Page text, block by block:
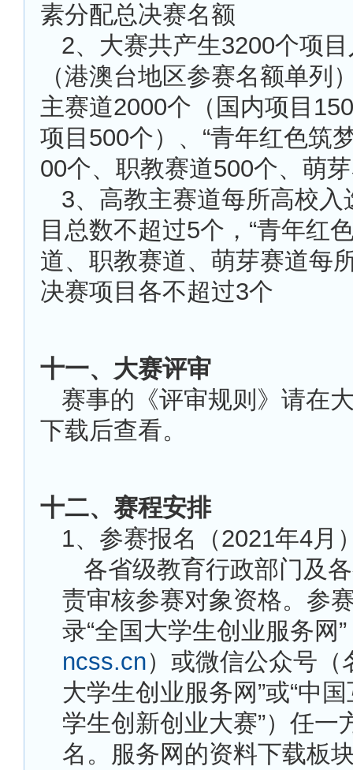
素分配总决赛名额
2、大赛共产生3200个项
（港澳台地区参赛名额单列
主赛道2000个（国内项目
项目500个）、“青年红色筑
00个、职教赛道500个、萌
3、高教主赛道每所高校入
目总数不超过5个，“青年红
道、职教赛道、萌芽赛道每
决赛项目各不超过3个
十一、大赛评审
赛事的《评审规则》请在
下载后查看。
十二、赛程安排
1、参赛报名（2021年4月
各省级教育行政部门及
责审核参赛对象资格。参
录“全国大学生创业服务网
ncss.cn）或微信公众号（
大学生创业服务网”或“中
学生创新创业大赛”）任一
名。服务网的资料下载板